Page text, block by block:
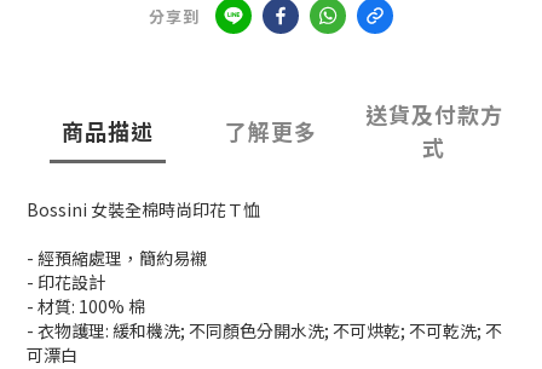
分享到
商品描述 了解更多
送貨及付款方
式
Bossini 女裝全棉時尚印花Ｔ恤
- 經預縮處理，簡約易襯
- 印花設計
- 材質: 100% 棉
- 衣物護理: 緩和機洗; 不同顏色分開水洗; 不可烘乾; 不可乾洗; 不
可漂白